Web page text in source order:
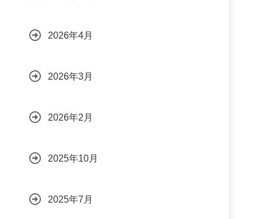
2026年4月
2026年3月
2026年2月
2025年10月
2025年7月